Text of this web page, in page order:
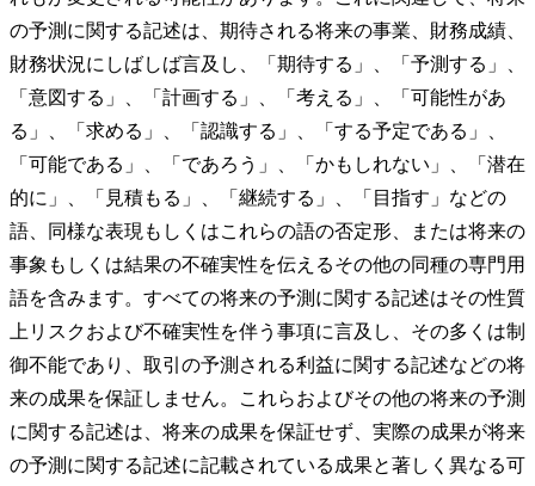
の予測に関する記述は、期待される将来の事業、財務成績、
財務状況にしばしば言及し、「期待する」、「予測する」、
「意図する」、「計画する」、「考える」、「可能性があ
る」、「求める」、「認識する」、「する予定である」、
「可能である」、「であろう」、「かもしれない」、「潜在
的に」、「見積もる」、「継続する」、「目指す」などの
語、同様な表現もしくはこれらの語の否定形、または将来の
事象もしくは結果の不確実性を伝えるその他の同種の専門用
語を含みます。すべての将来の予測に関する記述はその性質
上リスクおよび不確実性を伴う事項に言及し、その多くは制
御不能であり、取引の予測される利益に関する記述などの将
来の成果を保証しません。これらおよびその他の将来の予測
に関する記述は、将来の成果を保証せず、実際の成果が将来
の予測に関する記述に記載されている成果と著しく異なる可